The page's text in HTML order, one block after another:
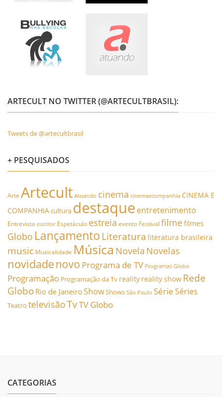
ARTECULT NO TWITTER (@ARTECULTBRASIL):
Tweets de @artecultbrasil
+ PESQUISADOS
Arte Artecult Atuando cinema cinemaecompanhia CINEMA E
COMPANHIAcultura destaque entretenimento
Entrevista escritor Espetáculo estreia evento Festival filmefilmes
Globo Lançamento Literatura literatura brasileira
music Musicalidade Música Novela Novelas
novidadenovo Programa de TV Programas Globo
Programação Programação da Tv reality reality show Rede
Globo Rio de JaneiroShowShows São Paulo SérieSéries
Teatro televisãoTvTV Globo
CATEGORIAS